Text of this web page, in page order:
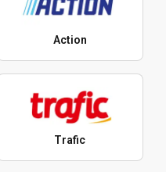
Action
Trafic